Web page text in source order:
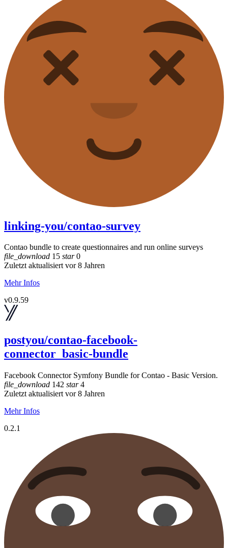
linking-you/contao-survey
Contao bundle to create questionnaires and run online surveys
file_download 15 star0
Zuletzt aktualisiert vor 8 Jahren
Mehr Infos
v0.9.59
postyou/contao-facebook-
connector_basic-bundle
Facebook Connector Symfony Bundle for Contao - Basic Version.
file_download 142 star4
Zuletzt aktualisiert vor 8 Jahren
Mehr Infos
0.2.1